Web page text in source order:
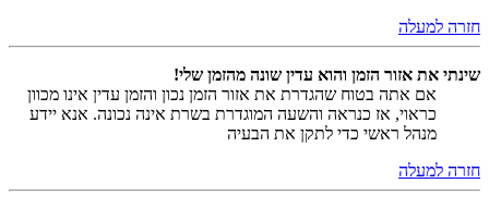
חזרה למעלה
שינתי את אזור הזמן והוא עדין שונה מהזמן שלי!
אם אתה בטוח שהגדרת את אזור הזמן נכון והזמן עדין אינו מכוון
כראוי, אז כנראה והשעה המוגדרת בשרת אינה נכונה. אנא יידע
מנהל ראשי כדי לתקן את הבעיה
חזרה למעלה